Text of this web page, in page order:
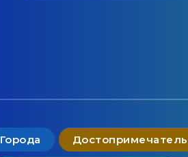
Города